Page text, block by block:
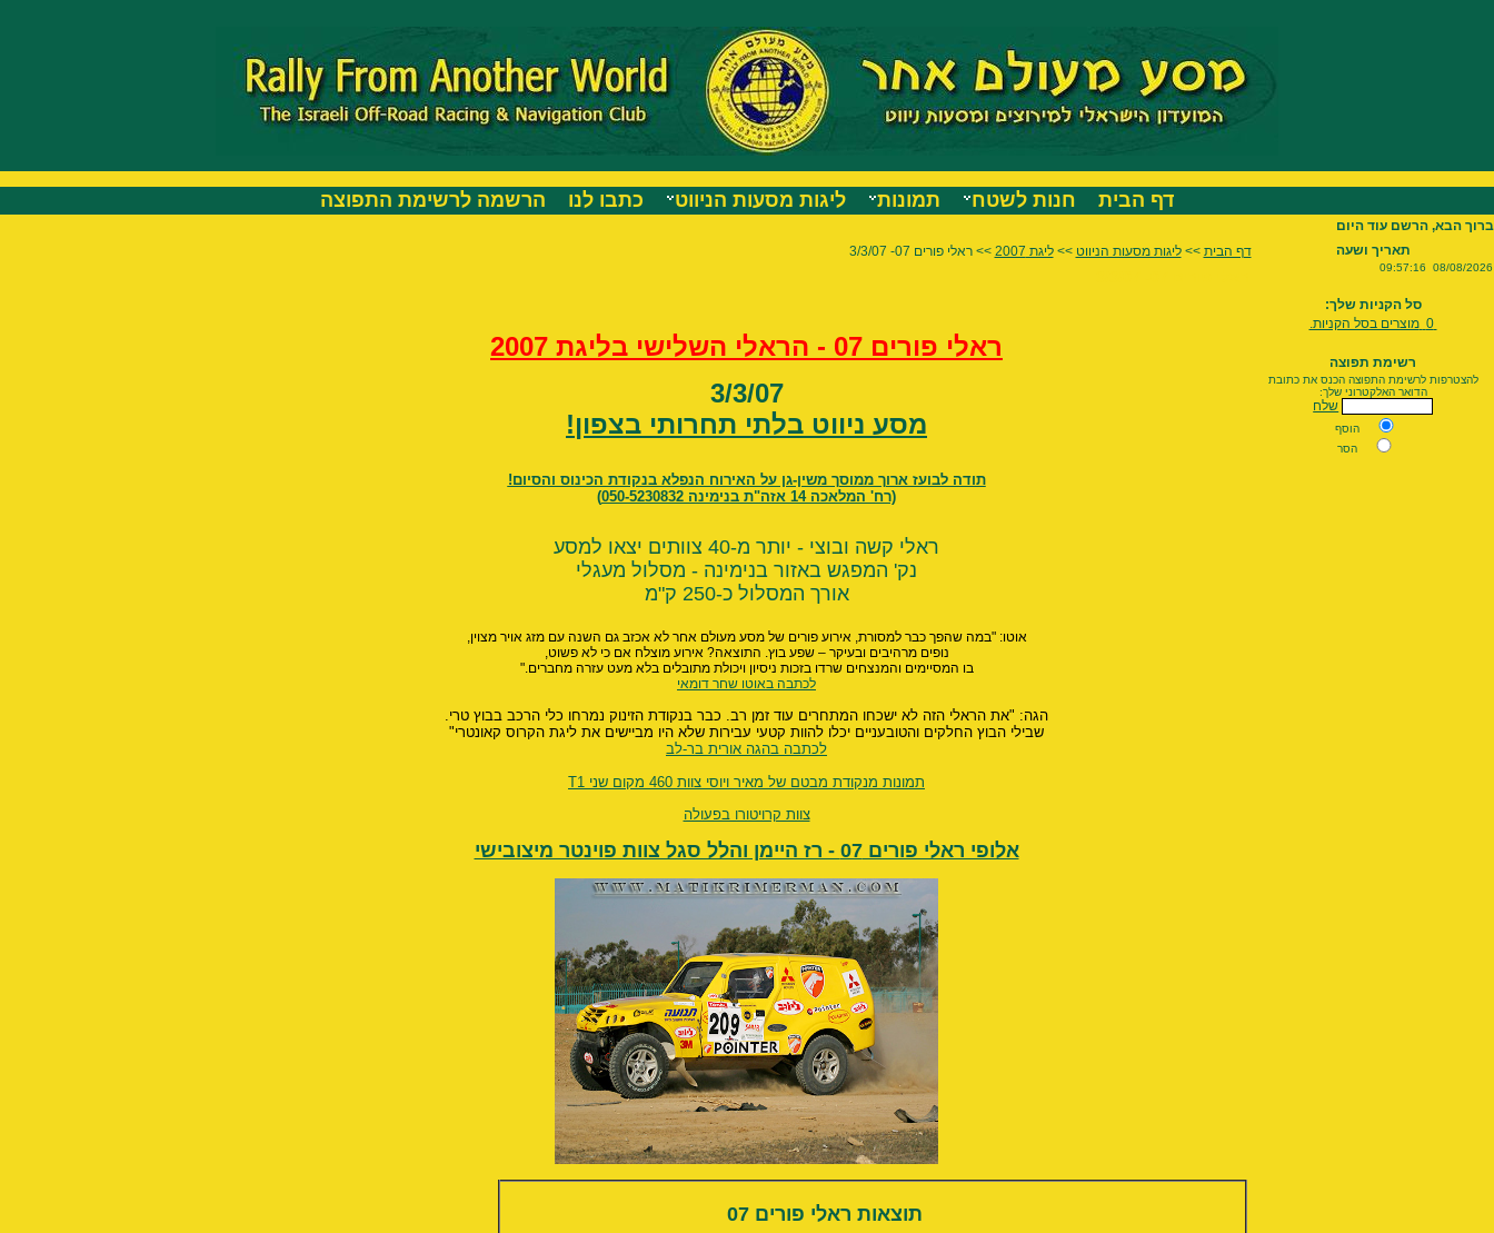
דף הבית חנות לשטח תמונות ליגות מסעות הניווט כתבו לנו הרשמה לרשימת התפוצה
תאריך ושעה
08/08/2026
09:57:16
סל הקניות שלך:
0 מוצרים בסל הקניות.
רשימת תפוצה
להצטרפות לרשימת התפוצה הכנס את כתובת
הדואר האלקטרוני שלך:
שלח
הוסף
הסר
דף הבית >>ליגות מסעות הניווט >>ליגת 2007 >> ראלי פורים 07- 3/3/07
ראלי פורים 07 - הראלי השלישי בליגת 2007
3/3/07
מסע ניווט בלתי תחרותי בצפון!
תודה לבועז ארוך ממוסך משין-גן על האירוח הנפלא בנקודת הכינוס והסיום!
(רח' המלאכה 14 אזה"ת בנימינה 050-5230832)
ראלי קשה ובוצי - יותר מ-40 צוותים יצאו למסע
נק' המפגש באזור בנימינה - מסלול מעגלי
אורך המסלול כ-250 ק"מ
אוטו: "במה שהפך כבר למסורת, אירוע פורים של מסע מעולם אחר לא אכזב גם השנה עם מזג אויר מצוין,
נופים מרהיבים ובעיקר – שפע בוץ. התוצאה? אירוע מוצלח אם כי לא פשוט,
בו המסיימים והמנצחים שרדו בזכות ניסיון ויכולת מתובלים בלא מעט עזרה מחברים."
לכתבה באוטו שחר דומאי
הגה: "את הראלי הזה לא ישכחו המתחרים עוד זמן רב. כבר בנקודת הזינוק נמרחו כלי הרכב בבוץ טרי.
שבילי הבוץ החלקים והטובעניים יכלו להוות קטעי עבירות שלא היו מביישים את ליגת הקרוס קאונטרי"
לכתבה בהגה אורית בר-לב
תמונות מנקודת מבטם של מאיר ויוסי צוות 460 מקום שני T1
צוות קרויטורו בפעולה
אלופי ראלי פורים 07 - רז היימן והלל סגל צוות פוינטר מיצובישי
תוצאות ראלי פורים 07